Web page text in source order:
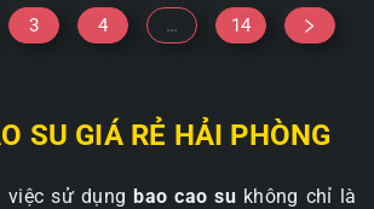
3 4 … 14
SU GIÁ RẺ HẢI PHÒNG
việc sử dụngbao cao sukhông chỉ là